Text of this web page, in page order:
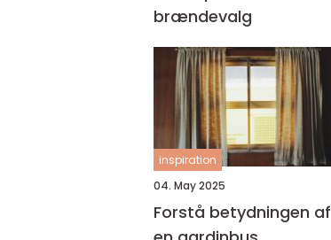
brændevalg
inspiration
04. May 2025
Forstå betydningen af